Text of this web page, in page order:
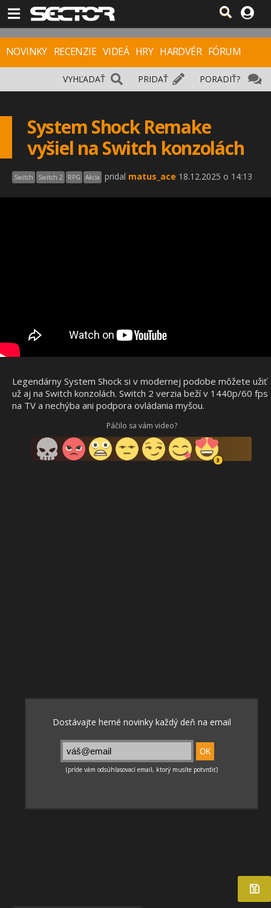
NOVINKY RECENZIE VIDEÁ HRY HARDVÉR FÓRUM
PORADIŤ?
PRIDAŤ
VYHĽADAŤ
System Shock Remake
vyšiel na Switch konzolách
Switch Switch 2 RPG Akcia pridal matus_ace 18.12.2025 o 14:13
Legendárny System Shock si v modernej podobe môžete užiť
už aj na Switch konzolách. Switch 2 verzia beží v 1440p/60 fps
na TV a nechýba ani podpora ovládania myšou.
Páčilo sa vám video?